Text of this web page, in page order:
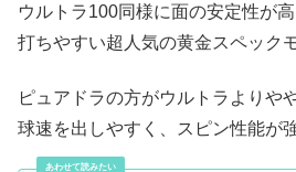
ウルトラ100同様に面の安定性が
打ちやすい超人気の黄金スペック
ピュアドラの方がウルトラよりや
球速を出しやすく、スピン性能が